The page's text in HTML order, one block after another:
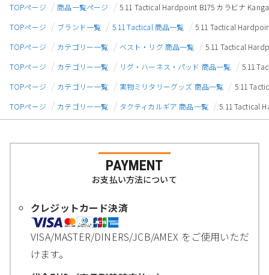
TOPページ 商品一覧ページ
5.11 Tactical Hardpoint B175 カラビナ
TOPページ
ブランド一覧 5.11 Tactical 商品一覧
5.11 Tactical
TOPページ
カテゴリー一覧 ベスト・リグ 商品一覧
5.11 Tactical
TOPページ
カテゴリー一覧 リグ・ハーネス・パッド 商品一覧
5.11
TOPページ
カテゴリー一覧 実物ミリタリーグッズ 商品一覧
5.11
TOPページ
カテゴリー一覧 タクティカルギア 商品一覧 5.11 Tactical
PAYMENT
お支払い方法について
クレジットカード決済
VISA/MASTER/DINERS/JCB/AMEX をご使用いただ
けます。